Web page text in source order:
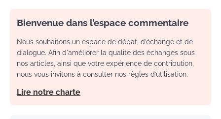
Bienvenue dans l’espace commentaire
Nous souhaitons un espace de débat, d’échange et de
dialogue. Afin d'améliorer la qualité des échanges sous
nos articles, ainsi que votre expérience de contribution,
nous vous invitons à consulter nos règles d’utilisation.
Lire notre charte